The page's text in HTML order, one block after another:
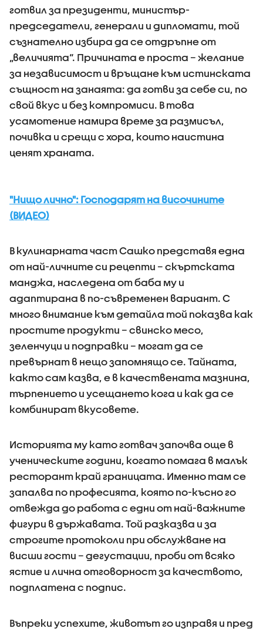
готвил за президенти, министър-
председатели, генерали и дипломати, той
съзнателно избира да се отдръпне от
„величията“. Причината е проста – желание
за независимост и връщане към истинската
същност на занаята: да готви за себе си, по
свой вкус и без компромиси. В това
усамотение намира време за размисъл,
почивка и срещи с хора, които наистина
ценят храната.
"Нищо лично": Господарят на височините
(ВИДЕО)
В кулинарната част Сашко представя една
от най-личните си рецепти – скъртската
манджа, наследена от баба му и
адаптирана в по-съвременен вариант. С
много внимание към детайла той показва как
простите продукти – свинско месо,
зеленчуци и подправки – могат да се
превърнат в нещо запомнящо се. Тайната,
както сам казва, е в качествената мазнина,
търпението и усещането кога и как да се
комбинират вкусовете.
Историята му като готвач започва още в
ученическите години, когато помага в малък
ресторант край границата. Именно там се
запалва по професията, която по-късно го
отвежда до работа с едни от най-важните
фигури в държавата. Той разказва и за
строгите протоколи при обслужване на
висши гости – дегустации, проби от всяко
ястие и лична отговорност за качеството,
подплатена с подпис.
Въпреки успехите, животът го изправя и пред